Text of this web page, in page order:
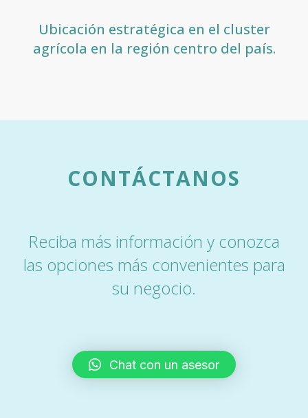
Ubicación estratégica en el cluster
agrícola en la región centro del país.
CONTÁCTANOS
Reciba más información y conozca
las opciones más convenientes para
su negocio.
Chat con un asesor